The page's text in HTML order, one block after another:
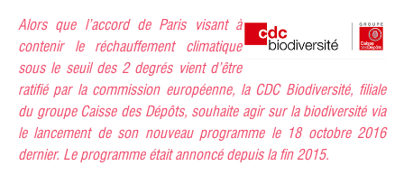
Alors que l’accord de Paris visant à
contenir le réchauffement climatique
sous le seuil des 2 degrés vient d’être
ratifié par la commission européenne, la CDC Biodiversité, filiale
du groupe Caisse des Dépôts, souhaite agir sur la biodiversité via
le lancement de son nouveau programme le 18 octobre 2016
dernier. Le programme était annoncé depuis la fin 2015.